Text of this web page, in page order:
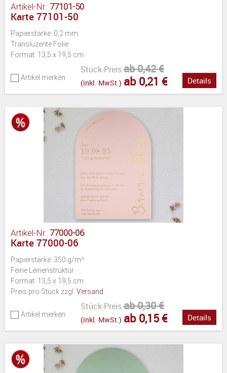
Artikel-Nr.: 77101-50
Karte 77101-50
Papierstärke: 0,2 mm
Transluzente Folie
Format: 13,5 x 19,5 cm
Artikel merken
Stück-Preisab 0,42 €
(inkl. MwSt.) ab 0,21 € Details
Artikel-Nr.: 77000-06
Karte 77000-06
Papierstärke: 350 g/m²
Feine Leinenstruktur
Format: 13,5 x 19,5 cm
Preis pro Stück zzgl. Versand
Artikel merken
Stück-Preisab 0,30 €
(inkl. MwSt.) ab 0,15 € Details